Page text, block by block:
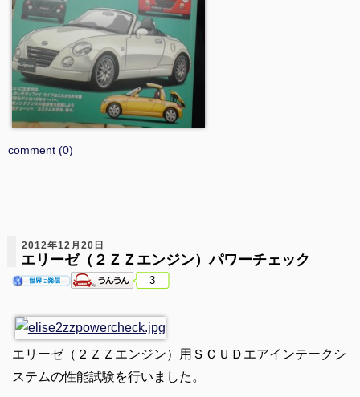
comment (0)
2012年12月20日
エリーゼ（２ＺＺエンジン）パワーチェック
3
エリーゼ（２ＺＺエンジン）用ＳＣＵＤエアインテークシ
ステムの性能試験を行いました。